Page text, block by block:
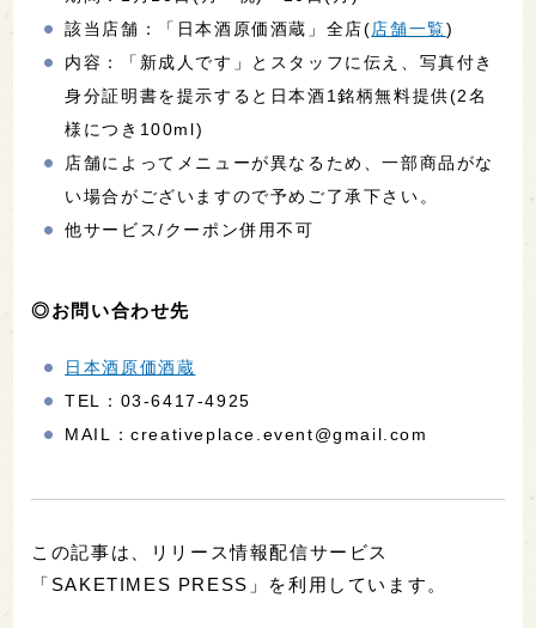
該当店舗：「日本酒原価酒蔵」全店(店舗一覧)
内容：「新成人です」とスタッフに伝え、写真付き
身分証明書を提示すると日本酒1銘柄無料提供(2名
様につき100ml)
店舗によってメニューが異なるため、一部商品がな
い場合がございますので予めご了承下さい。
他サービス/クーポン併用不可
◎お問い合わせ先
日本酒原価酒蔵
TEL：03-6417-4925
MAIL：creativeplace.event@gmail.com
この記事は、リリース情報配信サービス
「SAKETIMES PRESS」を利用しています。